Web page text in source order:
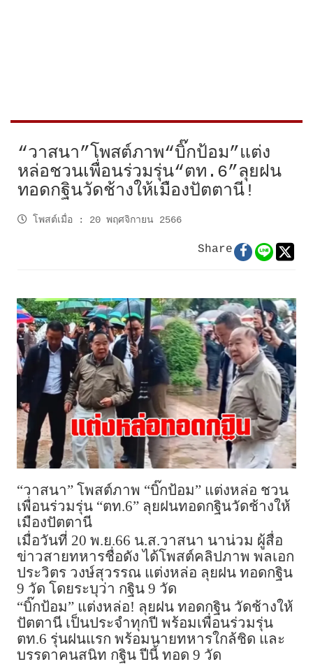
“วาสนา”โพสต์ภาพ“บิ๊กป้อม”แต่ง
หล่อชวนเพื่อนร่วมรุ่น“ตท.6”ลุยฝน
ทอดกฐินวัดช้างให้เมืองปัตตานี!
โพสต์เมื่อ : 20 พฤศจิกายน 2566
Share
“วาสนา” โพสต์ภาพ “บิ๊กป้อม” แต่งหล่อ ชวน
เพื่อนร่วมรุ่น “ตท.6” ลุยฝนทอดกฐินวัดช้างให้
เมืองปัตตานี
เมื่อวันที่ 20 พ.ย.66 น.ส.วาสนา นาน่วม ผู้สื่อ
ข่าวสายทหารชื่อดัง ได้โพสต์คลิปภาพ พลเอก
ประวิตร วงษ์สุวรรณ แต่งหล่อ ลุยฝน ทอดกฐิน
9 วัด โดยระบุว่า กฐิน 9 วัด
“บิ๊กป้อม” แต่งหล่อ! ลุยฝน ทอดกฐิน วัดช้างให้
ปัตตานี เป็นประจำทุกปี พร้อมเพื่อนร่วมรุ่น
ตท.6 รุ่นฝนแรก พร้อมนายทหารใกล้ชิด และ
บรรดาคนสนิท กฐิน ปีนี้ ทอด 9 วัด